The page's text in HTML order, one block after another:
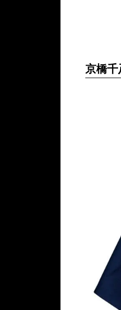
京橋千